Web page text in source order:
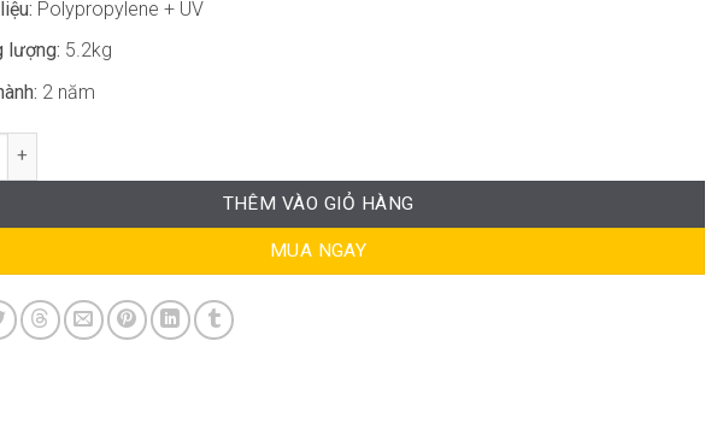
Polypropylene + UV
lượng: 5.2kg
2 năm
Nhựa Ngoài Trời Cao Cấp ND-WC567 số lượng
THÊM VÀO GIỎ HÀNG
MUA NGAY